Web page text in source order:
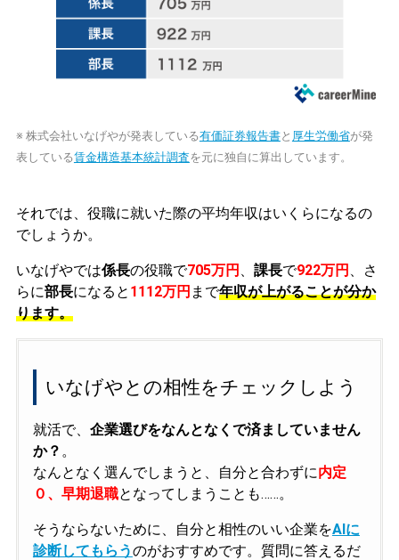
※ 株式会社いなげやが発表している有価証券報告書と 厚生労働省が発
表している賃金構造基本統計調査を元に独自に算出しています。
それでは、役職に就いた際の平均年収はいくらになるの
でしょうか。
いなげやでは係長の役職で705万円 課長で922万円
、さ
らに部長になると 1112万円 まで年収が上がることが分か
ります。
いなげやとの相性をチェックしよう
就活で、 企業選びをなんとなくで済ましていません
か？ 。
なんとなく選んでしまうと、自分と合わずに内定
０、早期退職となってしまうことも……。
そうならないために、自分と相性のいい企業をAIに
診断してもらうのがおすすめです。質問に答えるだ